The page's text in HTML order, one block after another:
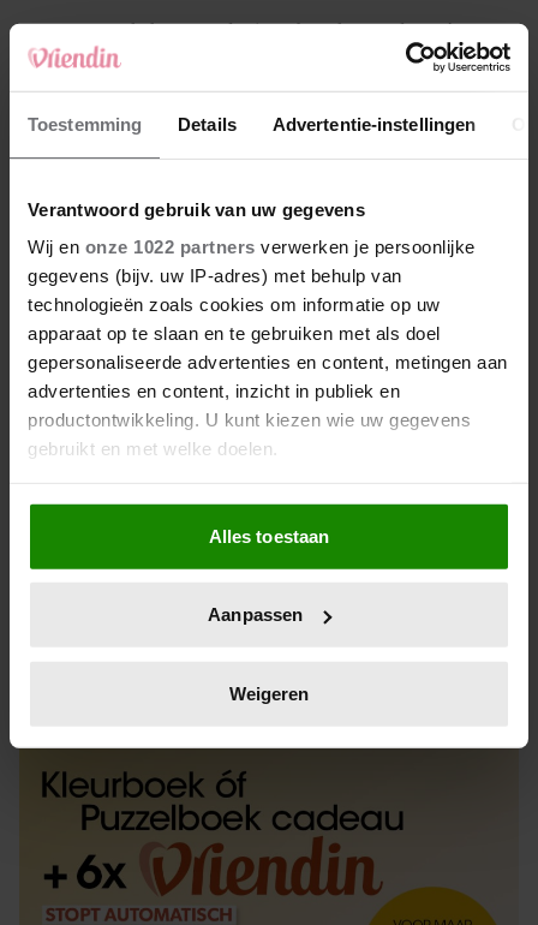
Toestemming Details Advertentie-instellingen
Verantwoord gebruik van uw gegevens
Wij en onze 1022 partners verwerken je persoonlijke
gegevens (bijv. uw IP-adres) met behulp van
technologieën zoals cookies om informatie op uw
apparaat op te slaan en te gebruiken met als doel
gepersonaliseerde advertenties en content, metingen aan
advertenties en content, inzicht in publiek en
productontwikkeling. U kunt kiezen wie uw gegevens
gebruikt en met welke doelen.
Als u het toestaat, willen we ook graag:
Informatie verzamelen over uw geografische
locatie, die tot een paar meter nauwkeurig kan zijn
scannen op specifieke eigenschappen (fingerprinting)
verwerkt en stel uw voorkeuren in het
intrekken in de Cookieverklaring.
We gebruiken cookies om content en advertenties te
personaliseren, om functies voor social media te bieden
en om ons websiteverkeer te analyseren. Ook delen we
informatie over uw gebruik van onze site met onze
partners voor social media, adverteren en analyse. Deze
Alles toestaan
Aanpassen
Weigeren
4 Makelaar Mandy: ‘Een bericht van de BN’er.
Een foto. Mijn lijf reageert’
5 Makelaar Mandy: ‘Vrijdagavond belde Bart.
Hij sprak eng kalm’
Nieuw